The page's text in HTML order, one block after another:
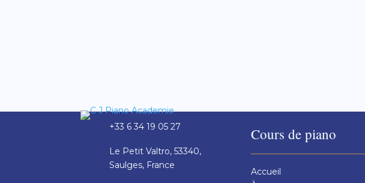
+33 6 34 19 05 27
Le Petit Valtro, 53340,
Saulges, France
Cours de piano
Accueil